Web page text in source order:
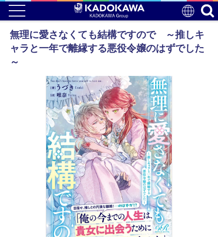
無理に愛さなくても結構ですので ～推しキ
ャラと一年で離縁する悪役令嬢のはずでした
～